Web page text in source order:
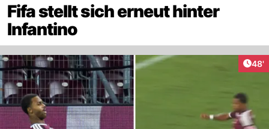
Fifa stellt sich erneut hinter
Infantino
48'